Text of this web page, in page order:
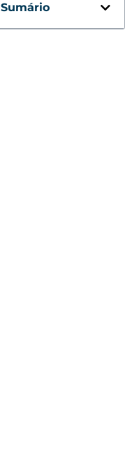
Sumário